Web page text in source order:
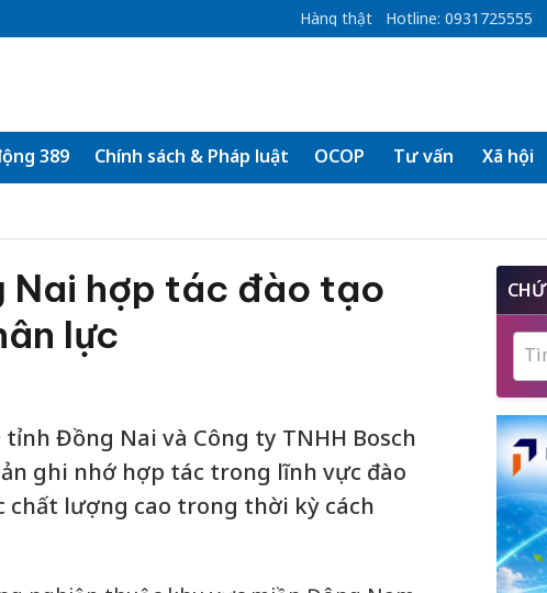
Hàng thật Hotline: 0931725555
389 Chính sách & Pháp luật OCOP Tư vấn Xã hội
Nai hợp tác đào tạo
lực
tỉnh Đồng Nai và Công ty TNHH Bosch
ghi nhớ hợp tác trong lĩnh vực đào
lượng cao trong thời kỳ cách